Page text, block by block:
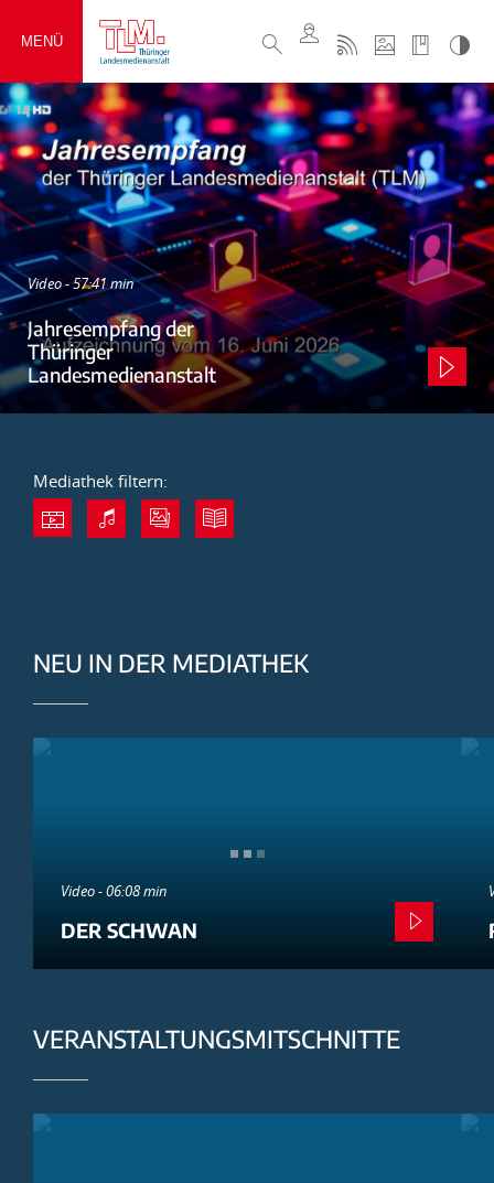
MENÜ
Video - 57:41 min
Jahresempfang der
Thüringer
Landesmedienanstalt
Mediathek filtern:
NEU IN DER MEDIATHEK
Video - 06:08 min
DER SCHWAN
VERANSTALTUNGSMITSCHNITTE